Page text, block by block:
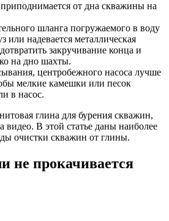
от дна скважины на
шланга погружаемого в воду
или надевается металлическая
закручивание конца и
на дно шахты.
центробежного насоса лучше
мелкие камешки или песок
в насос.
глина для бурения скважин,
видео. В этой статье даны наиболее
очистки скважин от глины.
не прокачивается